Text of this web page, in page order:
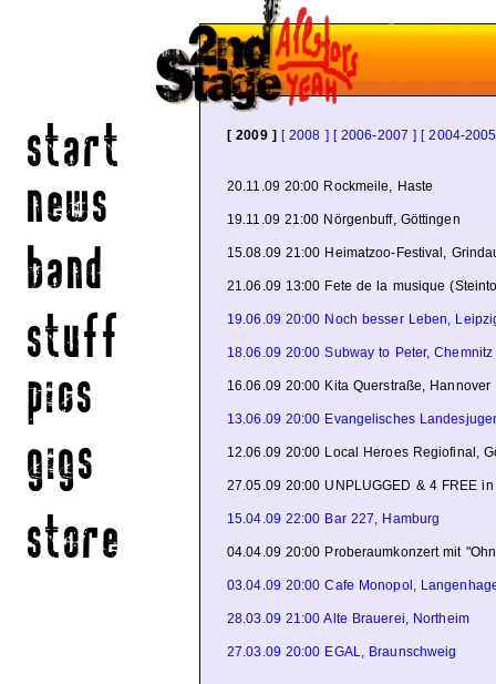
[ 2009 ] [ 2008 ] [ 2006-2007 ] [ 2004-
20.11.09 20:00 Rockmeile, Haste
19.11.09 21:00 Nörgenbuff, Göttingen
15.08.09 21:00 Heimatzoo-Festival,
21.06.09 13:00 Fete de la musique
19.06.09 20:00 Noch besser Leben,
18.06.09 20:00 Subway to Peter, Chemnitz
16.06.09 20:00 Kita Querstraße, Hannover
13.06.09 20:00 Evangelisches
12.06.09 20:00 Local Heroes Regiofinal,
27.05.09 20:00 UNPLUGGED & 4 FREE
15.04.09 22:00 Bar 227, Hamburg
04.04.09 20:00 Proberaumkonzert mit
03.04.09 20:00 Cafe Monopol,
28.03.09 21:00 Alte Brauerei, Northeim
27.03.09 20:00 EGAL, Braunschweig